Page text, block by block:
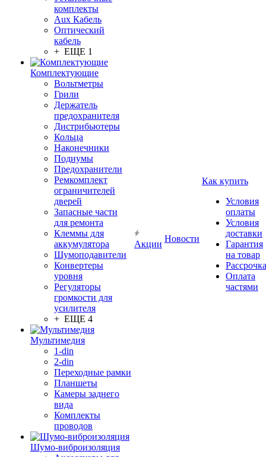
комплекты
Aux Кабель
Оптический
кабель
+ ЕЩЕ 1
Комплектующие
Вольтметры
Грили
Держатель
предохранителя
Дистрибьютеры
Кольца
Наконечники
Подиумы
Предохранители
Ремкомплект
ограничителей
дверей
Запасные части
для ремонта
Клеммы для
аккумулятора
Шумоподавители
Конвертеры
уровня
Регуляторы
громкости для
усилителя
+ ЕЩЕ 4
Мультимедия
1-din
2-din
Переходные рамки
Планшеты
Камеры заднего
вида
Комплекты
проводов
Шумо-виброизоляция
Акции
Новости
Как купить
Условия
оплаты
Условия
доставки
Гарантия
на товар
Рассрочка
Оплата
частями